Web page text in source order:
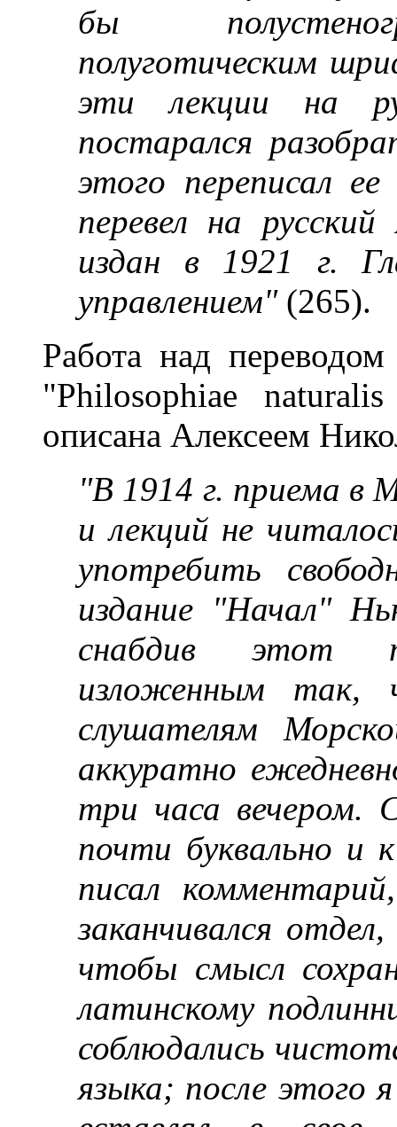
бы
полуготическим
эти лекции на
постарался
этого переписал
перевел на
издан в 1921 г.
управлением"(265).
Работа над
"Philosophiae
описана Алексеем
"В 1914 г. приема в
и лекций не
употребить
издание "Начал"
снабдив этот
изложенным так,
слушателям
аккуратно
три часа вечером.
почти буквально и
писал
заканчивался
чтобы смысл
латинскому
соблюдались
языка; после этого